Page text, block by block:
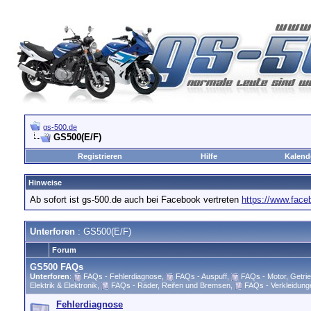
gs-500.de
GS500(E/F)
Registrieren Hilfe
Hinweise
Ab sofort ist gs-500.de auch bei Facebook vertreten https://
Unterforen : GS500(E/F)
Forum
GS500 FAQs
Unterforen: FAQs - Fehlerdiagnose FAQs - Auspuff
FAQs - Motor,
Elektrik & Elektronik
FAQs - Räder, Reifen und Bremsen FAQs -
Fehlerdiagnose